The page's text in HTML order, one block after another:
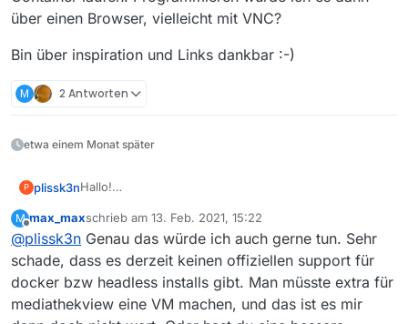
über einen Browser, vielleicht mit VNC?
Bin über inspiration und Links dankbar :-)
M 2 Antworten
etwa einem Monat später
P plissk3nHallo!
laufen wenn ich an meinem Windows Rechner hocke
und fütter dann die die Downloadliste, lade runter und
schiebe danach die Videos auf meinen Unraidserver
(Linux) mit Plex.
Viel lieber wäre mir jedoch, wenn ich MediathekView
direkt auf dem Server laufen lassen kann und wollte
mal fragen was da meine Möglichkeiten wären und ob
jemand da ein paar Anleitungen für mich hätte.
Idealerweise würde MV headless in einerm Docker
Container laufen. Programmieren würde ich es dann
über einen Browser, vielleicht mit VNC?
Bin über inspiration und Links dankbar :-)
M
Offline
max_maxschrieb am 13. Feb. 2021, 15:22
zuletzt editiert von
@plissk3n Genau das würde ich auch gerne tun. Sehr
schade, dass es derzeit keinen offiziellen support für
docker bzw headless installs gibt. Man müsste extra für
mediathekview eine VM machen, und das ist es mir